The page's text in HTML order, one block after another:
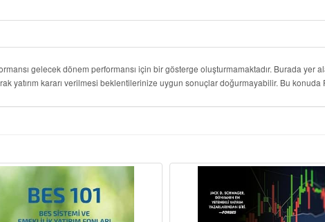
gelecek dönem performansı için bir gösterge oluşturmamaktadır. Burada yer
yatırım kararı verilmesi beklentilerinize uygun sonuçlar doğurmayabilir. Bu